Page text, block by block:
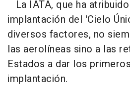
La IATA, que ha
implantación del 'Cielo
diversos factores, no
las aerolíneas sino a las
Estados a dar los
implantación.